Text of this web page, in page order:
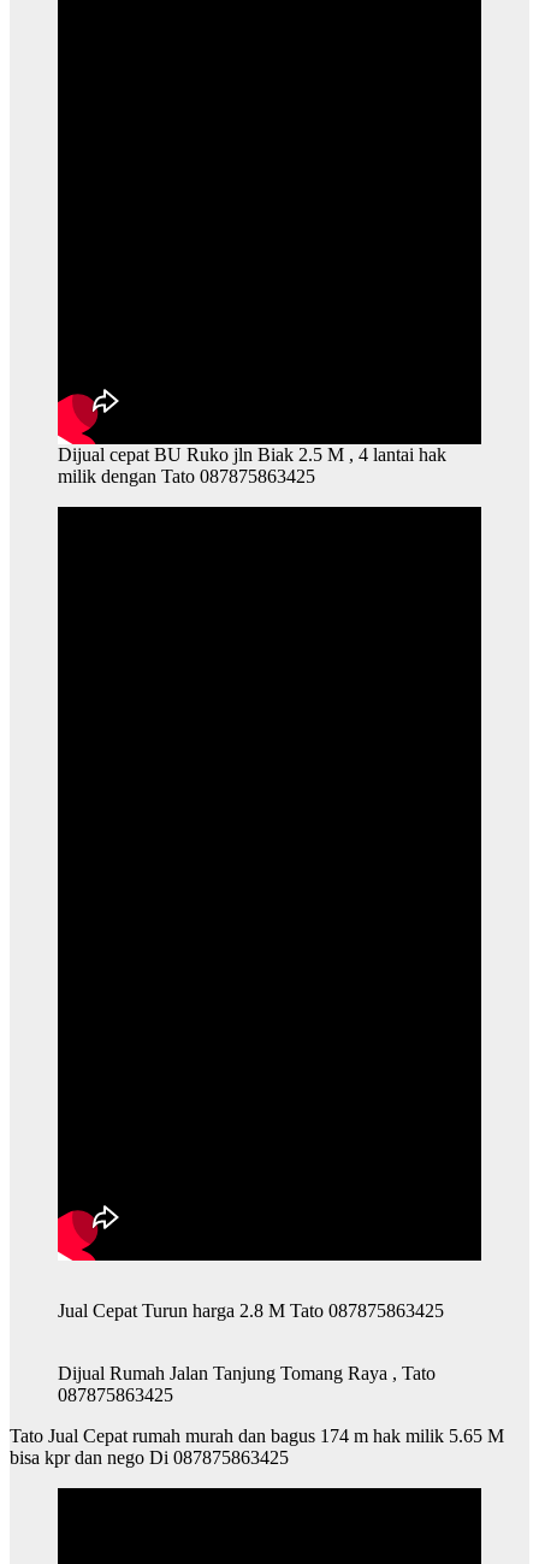
Dijual cepat BU Ruko jln Biak 2.5 M , 4 lantai hak
milik dengan Tato 087875863425
Jual Cepat Turun harga 2.8 M Tato 087875863425
Dijual Rumah Jalan Tanjung Tomang Raya , Tato
087875863425
Tato Jual Cepat rumah murah dan bagus 174 m hak milik 5.65 M
bisa kpr dan nego Di 087875863425